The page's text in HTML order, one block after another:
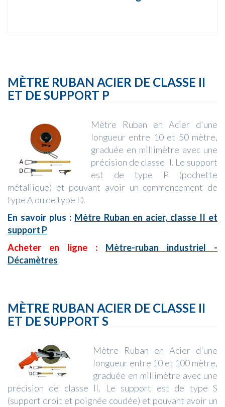
MÈTRE RUBAN ACIER DE CLASSE II
ET DE SUPPORT P
Mètre Ruban en Acier d'une
longueur entre 10 et 50 mètre,
graduée en millimètre avec une
précision de classe II. Le support
est de type P (pochette
métallique) et pouvant avoir un commencement de
type A ou de type D.
En savoir plus : Mètre Ruban en acier, classe II et
support P
Acheter en ligne : Mètre-ruban industriel -
Décamètres
MÈTRE RUBAN ACIER DE CLASSE II
ET DE SUPPORT S
Mètre Ruban en Acier d'une
longueur entre 10 et 100 mètre,
graduée en millimètre avec une
précision de classe II. Le support est de type S
(support droit et poignée coudée) et pouvant avoir un